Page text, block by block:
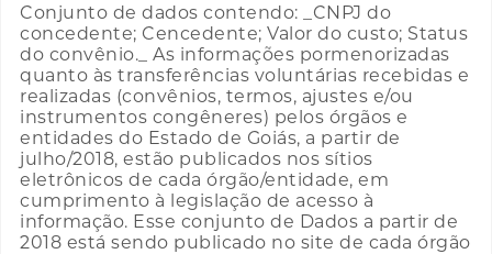
Conjunto de dados contendo: _CNPJ do
concedente; Cencedente; Valor do custo; Status
do convênio._ As informações pormenorizadas
quanto às transferências voluntárias recebidas e
realizadas (convênios, termos, ajustes e/ou
instrumentos congêneres) pelos órgãos e
entidades do Estado de Goiás, a partir de
julho/2018, estão publicados nos sítios
eletrônicos de cada órgão/entidade, em
cumprimento à legislação de acesso à
informação. Esse conjunto de Dados a partir de
2018 está sendo publicado no site de cada órgão